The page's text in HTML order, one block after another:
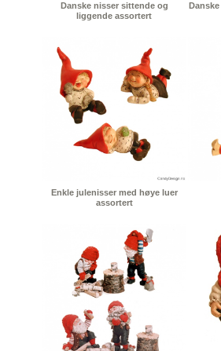
Danske nisser sittende og
liggende assortert
Enkle julenisser med høye luer
assortert